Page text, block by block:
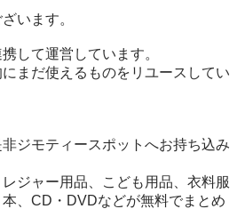
います。
して運営しています。
まだ使えるものをリユースしてい
ジモティースポットへお持ち込み
ジャー用品、こども用品、衣料服
、CD・DVDなどが無料でまとめ